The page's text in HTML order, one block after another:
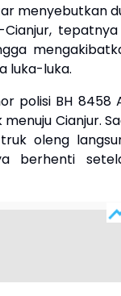
menyebutkan
luka-luka.
polisi BH 8458
Cianjur.
oleng
berhenti